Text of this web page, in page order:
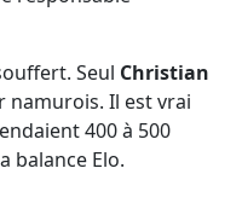
Seul Christian
namurois. Il est vrai
400 à 500
balance Elo.